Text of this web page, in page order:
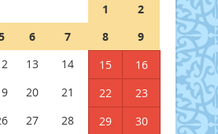
1
2
6 7 8
9
13 14 15
16
20 21 22
23
27 28 29
30